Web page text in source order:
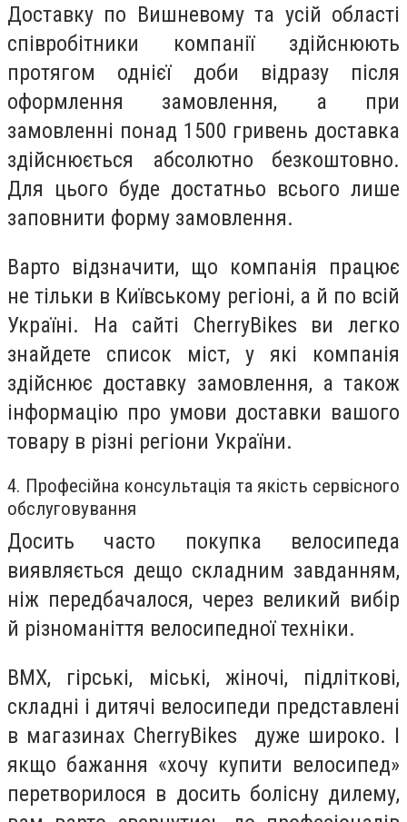
Доставку по Вишневому та усій області
співробітники компанії здійснюють
протягом однієї доби відразу після
оформлення замовлення, а при
замовленні понад 1500 гривень доставка
здійснюється абсолютно безкоштовно.
Для цього буде достатньо всього лише
заповнити форму замовлення.
Варто відзначити, що компанія працює
не тільки в Київському регіоні, а й по всій
Україні. На сайті CherryBikes ви легко
знайдете список міст, у які компанія
здійснює доставку замовлення, а також
інформацію про умови доставки вашого
товару в різні регіони України.
4. Професійна консультація та якість сервісного
обслуговування
Досить часто покупка велосипеда
виявляється дещо складним завданням,
ніж передбачалося, через великий вибір
й різноманіття велосипедної техніки.
BMX, гірські, міські, жіночі, підліткові,
складні і дитячі велосипеди представлені
в магазинах CherryBikes дуже широко. І
якщо бажання «хочу купити велосипед»
перетворилося в досить болісну дилему,